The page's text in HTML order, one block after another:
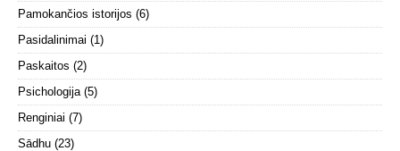
Pamokančios istorijos (6)
Pasidalinimai (1)
Paskaitos (2)
Psichologija (5)
Renginiai (7)
Sādhu (23)